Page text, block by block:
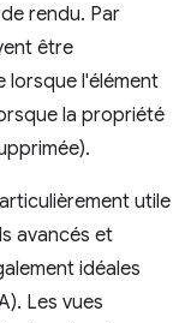
rendu. Par
être
lorsque l'élément
la propriété
utile
avancés et
idéales
Les vues